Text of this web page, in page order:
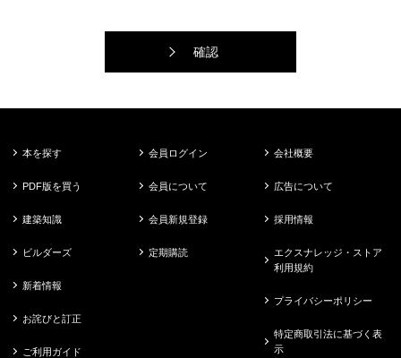
確認
本を探す
PDF版を買う
建築知識
ビルダーズ
新着情報
お詫びと訂正
ご利用ガイド
会員ログイン
会員について
会員新規登録
定期購読
会社概要
広告について
採用情報
エクスナレッジ・ストア
利用規約
プライバシーポリシー
特定商取引法に基づく表
示